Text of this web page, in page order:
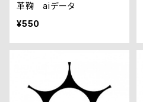
革鞠 aiデータ
¥550